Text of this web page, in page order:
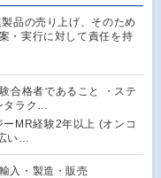
品の売り上げ、そのため
・実行に対して責任を持
合格者であること ・ステ
タラク…
ーMR経験2年以上 (オンコ
い…
入・製造・販売